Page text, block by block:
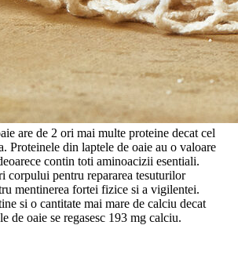
are de 2 ori mai multe proteine decat cel
Proteinele din laptele de oaie au o valoare
contin toti aminoacizii esentiali.
corpului pentru repararea tesuturilor
mentinerea fortei fizice si a vigilentei.
si o cantitate mai mare de calciu decat
de oaie se regasesc 193 mg calciu.